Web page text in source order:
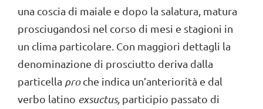
una coscia di maiale e dopo la salatura, matura
prosciugandosi nel corso di mesi e stagioni in
un clima particolare. Con maggiori dettagli la
denominazione di prosciutto deriva dalla
particella proche indica un’anteriorità e dal
verbo latino exsuctus, participio passato di